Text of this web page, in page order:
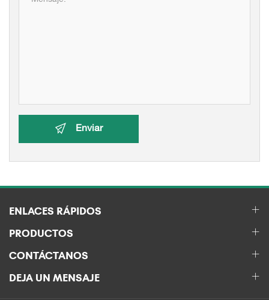
Enviar
ENLACES RÁPIDOS
PRODUCTOS
CONTÁCTANOS
DEJA UN MENSAJE